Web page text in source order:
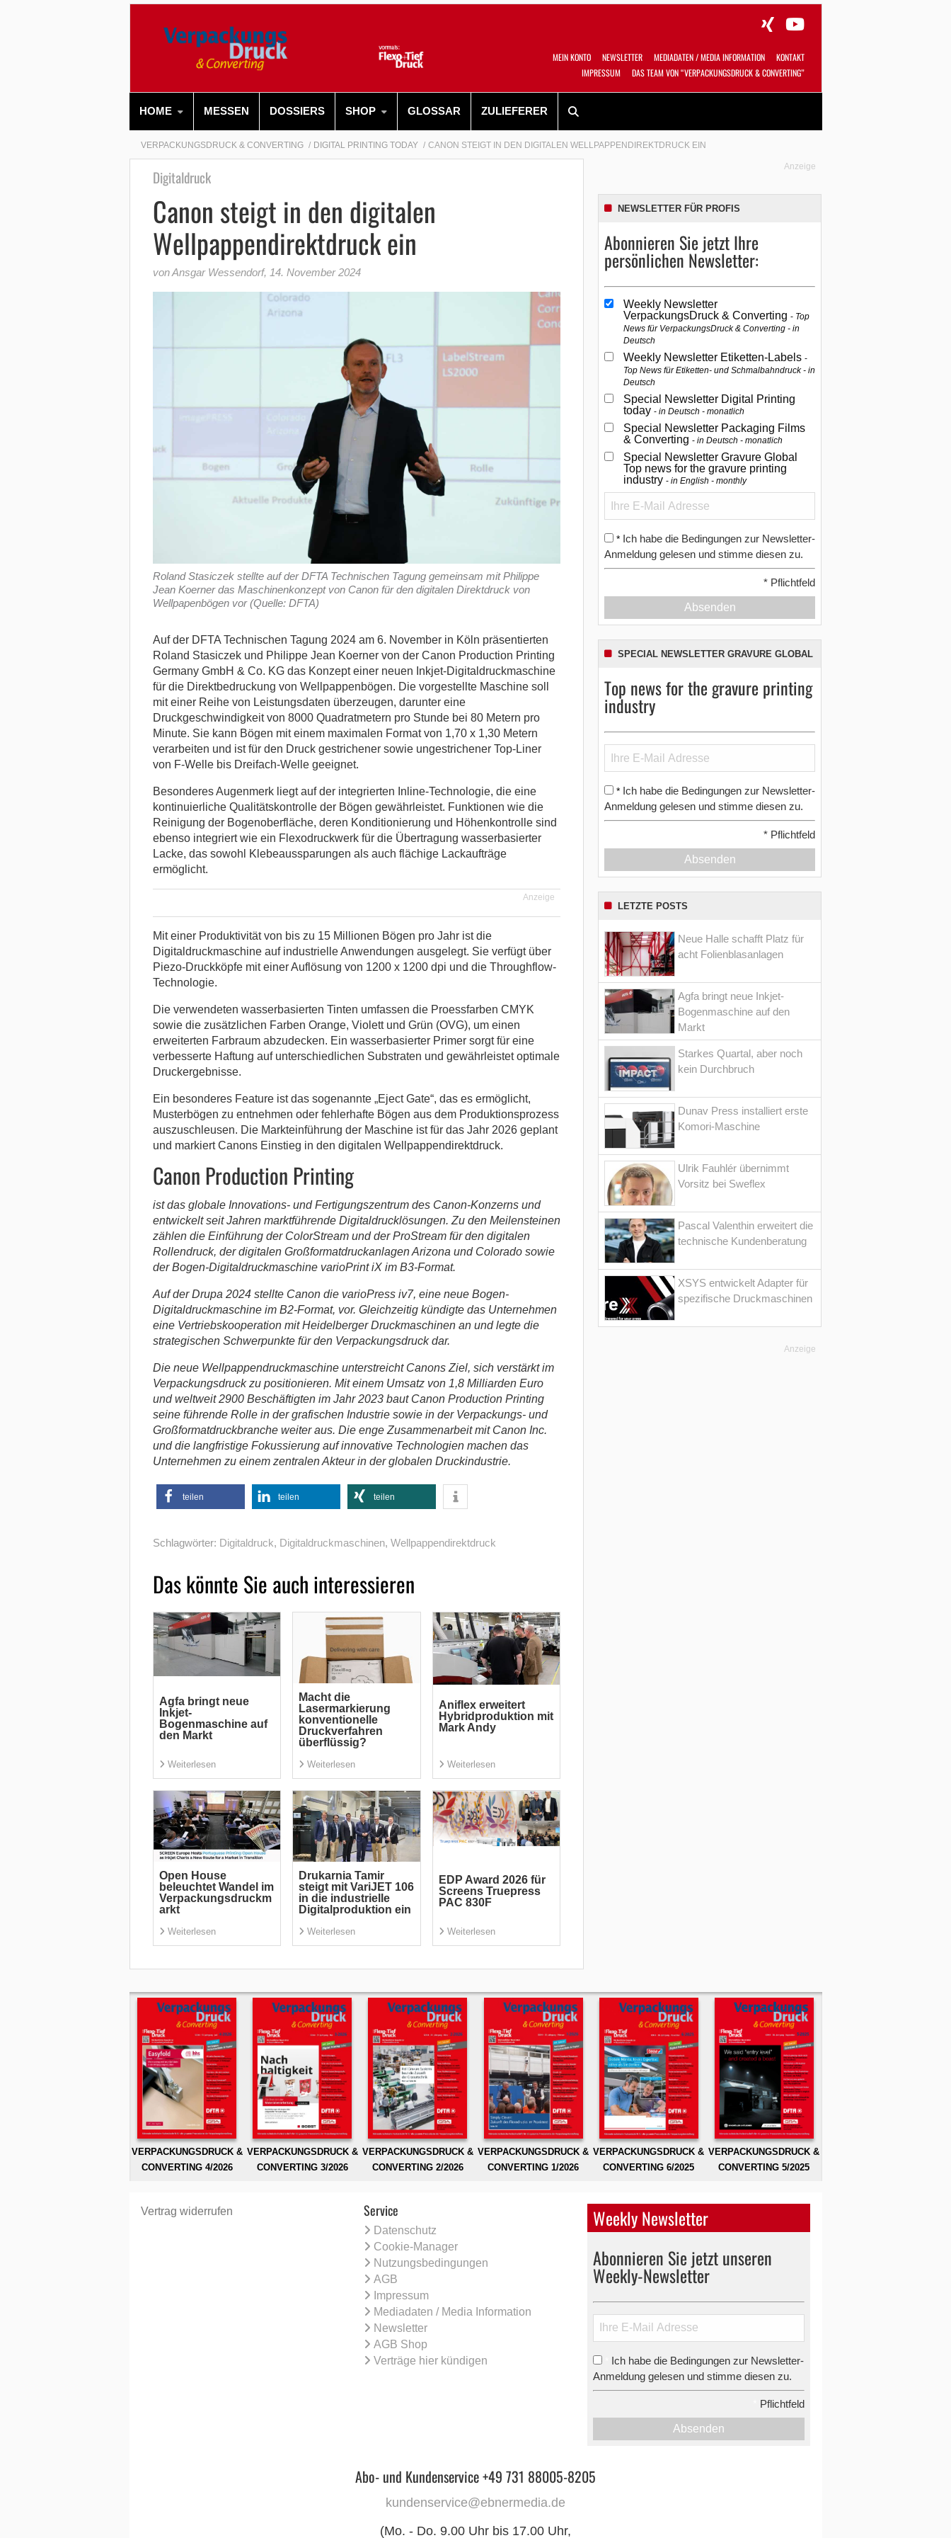
MEIN KONTO NEWSLETTER MEDIADATEN / MEDIA INFORMATION
KONTAKT
IMPRESSUM
DAS TEAM VON “VERPACKUNGSDRUCK & CONVERTING”
HOME MESSEN DOSSIERS SHOP GLOSSAR ZULIEFERER
VERPACKUNGSDRUCK & CONVERTING DIGITAL PRINTING TODAY CANON STEIGT IN DEN DIGITALEN WELLPAPPENDIREKTDRUCK EIN
Digitaldruck
Canon steigt in den digitalen
Wellpappendirektdruck ein
von Ansgar Wessendorf, 14. November 2024
Roland Stasiczek stellte auf der DFTA Technischen Tagung gemeinsam mit Philippe
Jean Koerner das Maschinenkonzept von Canon für den digitalen Direktdruck von
Wellpapenbögen vor (Quelle: DFTA)
Auf der DFTA Technischen Tagung 2024 am 6. November in Köln präsentierten
Roland Stasiczek und Philippe Jean Koerner von der Canon Production Printing
Germany GmbH & Co. KG das Konzept einer neuen Inkjet-Digitaldruckmaschine
für die Direktbedruckung von Wellpappenbögen. Die vorgestellte Maschine soll
mit einer Reihe von Leistungsdaten überzeugen, darunter eine
Druckgeschwindigkeit von 8000 Quadratmetern pro Stunde bei 80 Metern pro
Minute. Sie kann Bögen mit einem maximalen Format von 1,70 x 1,30 Metern
verarbeiten und ist für den Druck gestrichener sowie ungestrichener Top-Liner
von F-Welle bis Dreifach-Welle geeignet.
Besonderes Augenmerk liegt auf der integrierten Inline-Technologie, die eine
kontinuierliche Qualitätskontrolle der Bögen gewährleistet. Funktionen wie die
Reinigung der Bogenoberfläche, deren Konditionierung und Höhenkontrolle sind
ebenso integriert wie ein Flexodruckwerk für die Übertragung wasserbasierter
Lacke, das sowohl Klebeaussparungen als auch flächige Lackaufträge
ermöglicht.
Anzeige
Mit einer Produktivität von bis zu 15 Millionen Bögen pro Jahr ist die
Digitaldruckmaschine auf industrielle Anwendungen ausgelegt. Sie verfügt über
Piezo-Druckköpfe mit einer Auflösung von 1200 x 1200 dpi und die Throughflow-
Technologie.
Die verwendeten wasserbasierten Tinten umfassen die Proessfarben CMYK
sowie die zusätzlichen Farben Orange, Violett und Grün (OVG), um einen
erweiterten Farbraum abzudecken. Ein wasserbasierter Primer sorgt für eine
verbesserte Haftung auf unterschiedlichen Substraten und gewährleistet optimale
Druckergebnisse.
Ein besonderes Feature ist das sogenannte „Eject Gate“, das es ermöglicht,
Musterbögen zu entnehmen oder fehlerhafte Bögen aus dem Produktionsprozess
auszuschleusen. Die Markteinführung der Maschine ist für das Jahr 2026 geplant
und markiert Canons Einstieg in den digitalen Wellpappendirektdruck.
Canon Production Printing
ist das globale Innovations- und Fertigungszentrum des Canon-Konzerns und
entwickelt seit Jahren marktführende Digitaldrucklösungen. Zu den Meilensteinen
zählen die Einführung der ColorStream und der ProStream für den digitalen
Rollendruck, der digitalen Großformatdruckanlagen Arizona und Colorado sowie
der Bogen-Digitaldruckmaschine varioPrint iX im B3-Format.
Auf der Drupa 2024 stellte Canon die varioPress iv7, eine neue Bogen-
Digitaldruckmaschine im B2-Format, vor. Gleichzeitig kündigte das Unternehmen
eine Vertriebskooperation mit Heidelberger Druckmaschinen an und legte die
strategischen Schwerpunkte für den Verpackungsdruck dar.
Die neue Wellpappendruckmaschine unterstreicht Canons Ziel, sich verstärkt im
Verpackungsdruck zu positionieren. Mit einem Umsatz von 1,8 Milliarden Euro
und weltweit 2900 Beschäftigten im Jahr 2023 baut Canon Production Printing
seine führende Rolle in der grafischen Industrie sowie in der Verpackungs- und
Großformatdruckbranche weiter aus. Die enge Zusammenarbeit mit Canon Inc.
und die langfristige Fokussierung auf innovative Technologien machen das
Unternehmen zu einem zentralen Akteur in der globalen Druckindustrie.
teilen teilen teilen
Schlagwörter: Digitaldruck, Digitaldruckmaschinen, Wellpappendirektdruck
Das könnte Sie auch interessieren
Agfa bringt neue
Inkjet-
Bogenmaschine auf
den Markt
Weiterlesen
Macht die
Lasermarkierung
konventionelle
Druckverfahren
überflüssig?
Weiterlesen
Aniflex erweitert
Hybridproduktion mit
Mark Andy
Weiterlesen
Open House
beleuchtet Wandel im
Verpackungsdruckm
arkt
Weiterlesen
Drukarnia Tamir
steigt mit VariJET 106
in die industrielle
Digitalproduktion ein
Weiterlesen
EDP Award 2026 für
Screens Truepress
PAC 830F
Weiterlesen
Anzeige
NEWSLETTER FÜR PROFIS
Abonnieren Sie jetzt Ihre
persönlichen Newsletter:
Weekly Newsletter
VerpackungsDruck & Converting Top
News für VerpackungsDruck & Converting - in
Deutsch
Weekly Newsletter Etiketten-Labels
Top News für Etiketten- und Schmalbahndruck - in
Deutsch
Special Newsletter Digital Printing
today in Deutsch - monatlich
Special Newsletter Packaging Films
& Converting in Deutsch - monatlich
Special Newsletter Gravure Global
Top news for the gravure printing
industry in English - monthly
* Ich habe die Bedingungen zur Newsletter-
Anmeldung gelesen und stimme diesen zu.
* Pflichtfeld
Absenden
SPECIAL NEWSLETTER GRAVURE GLOBAL
Top news for the gravure printing
industry
* Ich habe die Bedingungen zur Newsletter-
Anmeldung gelesen und stimme diesen zu.
* Pflichtfeld
Absenden
LETZTE POSTS
Neue Halle schafft Platz für
acht Folienblasanlagen
Agfa bringt neue Inkjet-
Bogenmaschine auf den
Markt
Starkes Quartal, aber noch
kein Durchbruch
Dunav Press installiert erste
Komori-Maschine
Ulrik Fauhlér übernimmt
Vorsitz bei Sweflex
Pascal Valenthin erweitert die
technische Kundenberatung
XSYS entwickelt Adapter für
spezifische Druckmaschinen
Anzeige
VERPACKUNGSDRUCK &
CONVERTING 4/2026
VERPACKUNGSDRUCK &
CONVERTING 3/2026
VERPACKUNGSDRUCK &
CONVERTING 2/2026
VERPACKUNGSDRUCK &
CONVERTING 1/2026
VERPACKUNGSDRUCK &
CONVERTING 6/2025
VERPACKUNGSDRUCK &
CONVERTING 5/2025
Vertrag widerrufen Service
Datenschutz
Cookie-Manager
Nutzungsbedingungen
AGB
Impressum
Mediadaten / Media Information
Newsletter
AGB Shop
Verträge hier kündigen
Weekly Newsletter
Abonnieren Sie jetzt unseren
Weekly-Newsletter
Ich habe die Bedingungen zur Newsletter-
Anmeldung gelesen und stimme diesen zu.
Pflichtfeld
Absenden
Abo- und Kundenservice +49 731 88005-8205
kundenservice@ebnermedia.de
(Mo. - Do. 9.00 Uhr bis 17.00 Uhr,